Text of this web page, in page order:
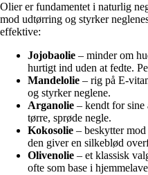
Olier er fundamentet i naturlig
mod udtørring og styrker
effektive:
Jojobaolie – minder om
hurtigt ind uden at fedte.
Mandelolie – rig på E-
og styrker neglene.
Arganolie – kendt for sine
tørre, sprøde negle.
Kokosolie – beskytter
den giver en silkeblød
Olivenolie – et klassisk
ofte som base i